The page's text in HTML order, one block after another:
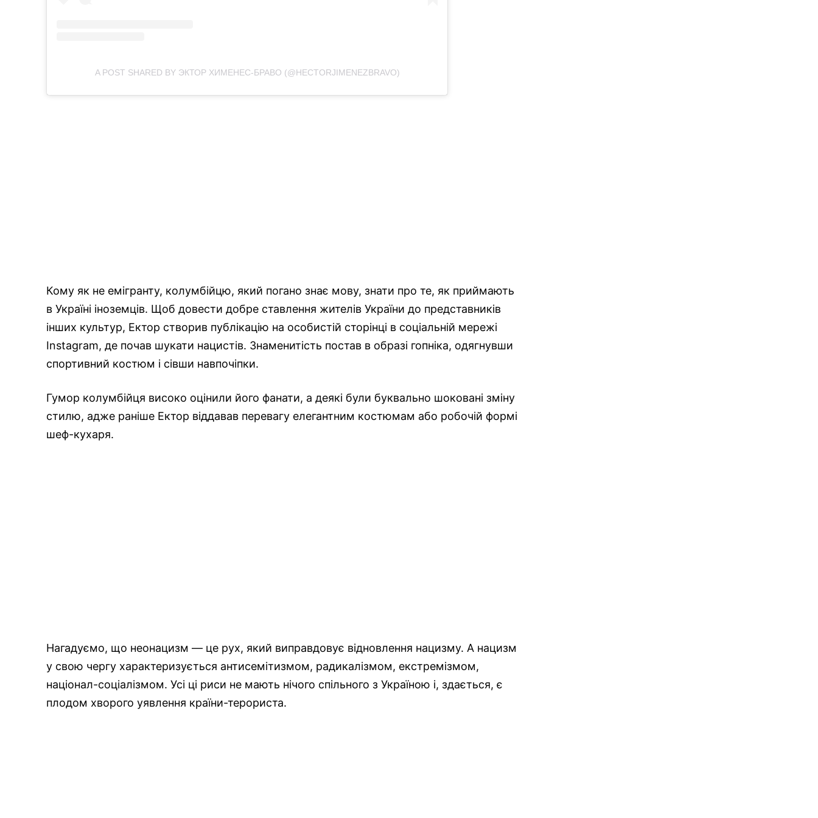
A POST SHARED BY ЭКТОР ХИМЕНЕС-БРАВО (@HECTORJIMENEZBRAVO)
Кому як не емігранту, колумбійцю, який погано знає мову, знати про те, як приймають
в Україні іноземців. Щоб довести добре ставлення жителів України до представників
інших культур, Ектор створив публікацію на особистій сторінці в соціальній мережі
Instagram, де почав шукати нацистів. Знаменитість постав в образі гопніка, одягнувши
спортивний костюм і сівши навпочіпки.
Гумор колумбійця високо оцінили його фанати, а деякі були буквально шоковані зміну
стилю, адже раніше Ектор віддавав перевагу елегантним костюмам або робочій формі
шеф-кухаря.
Нагадуємо, що неонацизм — це рух, який виправдовує відновлення нацизму. А нацизм
у свою чергу характеризується антисемітизмом, радикалізмом, екстремізмом,
націонал-соціалізмом. Усі ці риси не мають нічого спільного з Україною і, здається, є
плодом хворого уявлення країни-терориста.